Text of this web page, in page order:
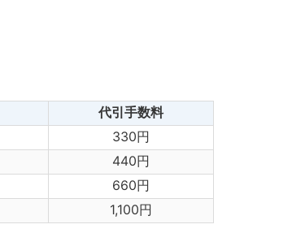
代引手数料
330円
440円
660円
1,100円